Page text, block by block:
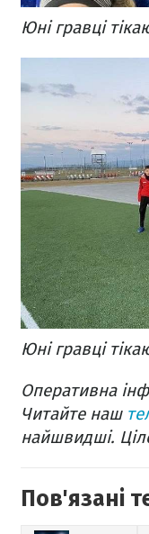
Юні гравці
Юні гравці
Оперативна
Читайте наш
найшвидші.
Пов'язані